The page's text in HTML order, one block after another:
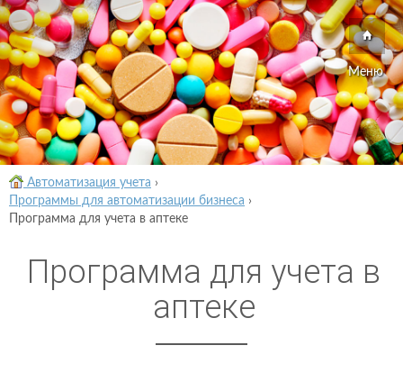
Меню
Автоматизация учета ›
Программы для автоматизации бизнеса ›
Программа для учета в аптеке
Программа для учета в
аптеке